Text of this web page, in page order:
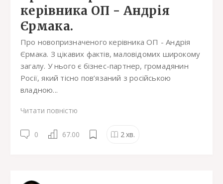
керівника ОП - Андрія
Єрмака.
Про новопризначеного керівника ОП - Андрія
Єрмака. З цікавих фактів, маловідомих широкому
загалу. У нього є бізнес-партнер, громадянин
Росії, який тісно пов’язаний з російською
владною...
Читати повністю
0 67.00 2хв.